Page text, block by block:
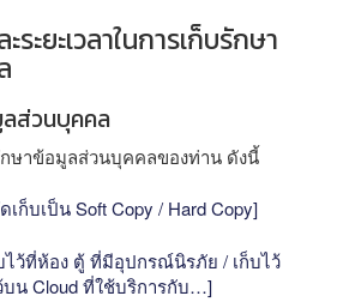
ระยะเวลาในการเก็บรักษา
ส่วนบุคคล
ษาข้อมูลส่วนบุคคลของท่าน ดังนี้
เก็บเป็น Soft Copy / Hard Copy]
ไว้ที่ห้อง ตู้ ที่มีอุปกรณ์นิรภัย / เก็บไว้
บน Cloud ที่ใช้บริการกับ…]